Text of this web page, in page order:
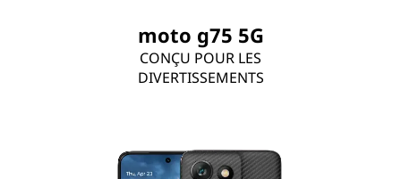
moto g75 5G
CONÇU POUR LES
DIVERTISSEMENTS